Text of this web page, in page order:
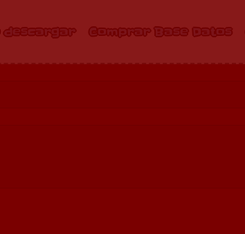
descargar Comprar Base Datos